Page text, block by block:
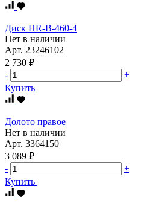
Диск HR-B-460-4
Нет в наличии
Арт. 23246102
2 730 ₽
-
+
Купить
Долото правое
Нет в наличии
Арт. 3364150
3 089 ₽
-
+
Купить